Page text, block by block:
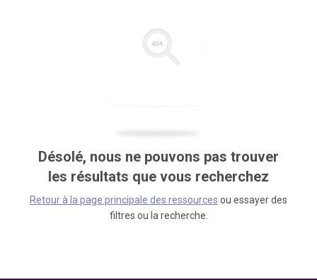
Désolé, nous ne pouvons pas trouver
les résultats que vous recherchez
Retour à la page principale des ressources ou essayer des
filtres ou la recherche.